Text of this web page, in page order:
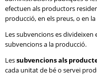
efectuen als productors
producció, en els preus, o en
Les subvencions es
subvencions a la producció.
Lessubvencions als
cada unitat de bé o servei